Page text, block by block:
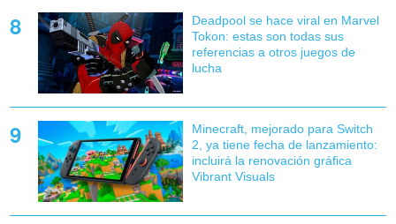
Deadpool se hace viral en Marvel
Tokon: estas son todas sus
referencias a otros juegos de
lucha
Minecraft, mejorado para Switch
2, ya tiene fecha de lanzamiento:
incluirá la renovación gráfica
Vibrant Visuals